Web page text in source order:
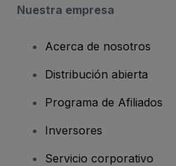
Nuestra empresa
Acerca de nosotros
Distribución abierta
Programa de Afiliados
Inversores
Servicio corporativo